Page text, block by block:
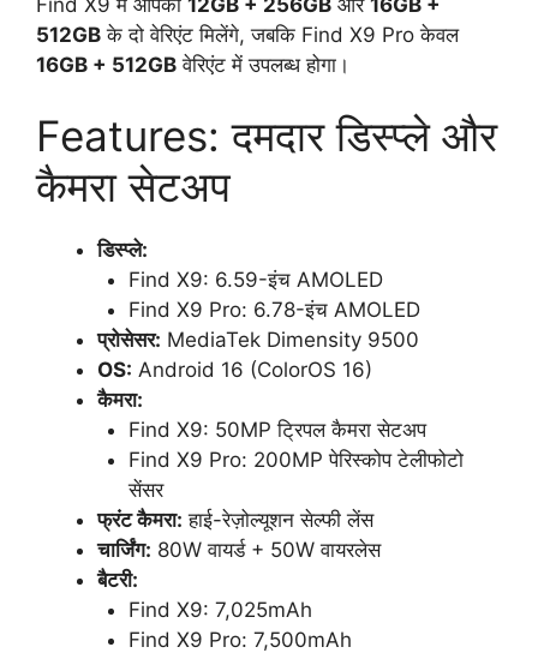
512GB के दो वेरिएंट मिलेंगे, जबकि Find X9 Pro केवल
16GB + 512GB वेरिएंट में उपलब्ध होगा।
Features: दमदार डिस्प्ले और
कैमरा सेटअप
डिस्प्ले:
Find X9: 6.59-इंच AMOLED
Find X9 Pro: 6.78-इंच AMOLED
प्रोसेसर: MediaTek Dimensity 9500
OS: Android 16 (ColorOS 16)
कैमरा:
Find X9: 50MP ट्रिपल कैमरा सेटअप
Find X9 Pro: 200MP पेरिस्कोप टेलीफोटो
सेंसर
फ्रंट कैमरा: हाई-रेज़ोल्यूशन सेल्फी लेंस
चार्जिंग: 80W वायर्ड + 50W वायरलेस
बैटरी:
Find X9: 7,025mAh
Find X9 Pro: 7,500mAh